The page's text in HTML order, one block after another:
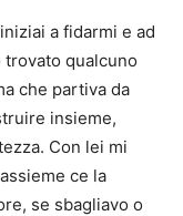
a fidarmi e ad
qualcuno
che partiva da
insieme,
Con lei mi
ce la
se sbagliavo o